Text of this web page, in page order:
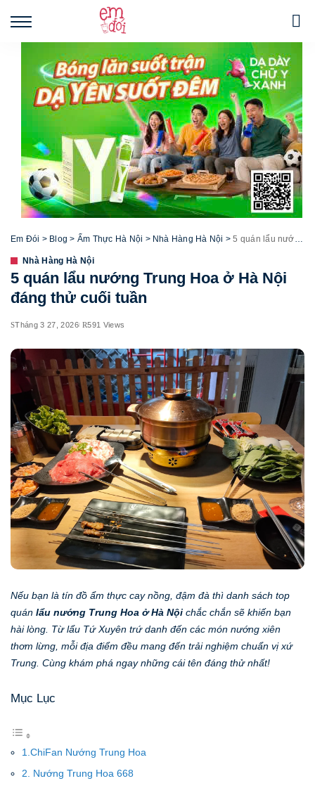
Em Đói > Blog > Ẩm Thực Hà Nội > Nhà Hàng Hà Nội >5 quán lẩu nướng Trung Hoa ở Hà Nội đáng thử cuối tuần
Nhà Hàng Hà Nội
5 quán lẩu nướng Trung Hoa ở Hà Nội
đáng thử cuối tuần
Tháng 3 27, 2026 591 Views
Nếu bạn là tín đồ ẩm thực cay nồng, đậm đà thì danh sách top
quán lẩu nướng Trung Hoa ở Hà Nội chắc chắn sẽ khiến bạn
hài lòng. Từ lẩu Tứ Xuyên trứ danh đến các món nướng xiên
thơm lừng, mỗi địa điểm đều mang đến trải nghiệm chuẩn vị xứ
Trung. Cùng khám phá ngay những cái tên đáng thử nhất!
Mục Lục
1.ChiFan Nướng Trung Hoa
2. Nướng Trung Hoa 668